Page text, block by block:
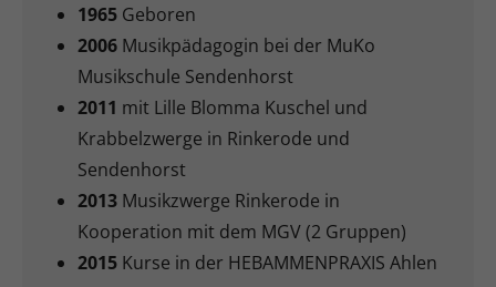
1965 Geboren
2006 Musikpädagogin bei der MuKo
Musikschule Sendenhorst
2011 mit Lille Blomma Kuschel und
Krabbelzwerge in Rinkerode und
Sendenhorst
2013 Musikzwerge Rinkerode in
Kooperation mit dem MGV (2 Gruppen)
2015 Kurse in der HEBAMMENPRAXIS Ahlen